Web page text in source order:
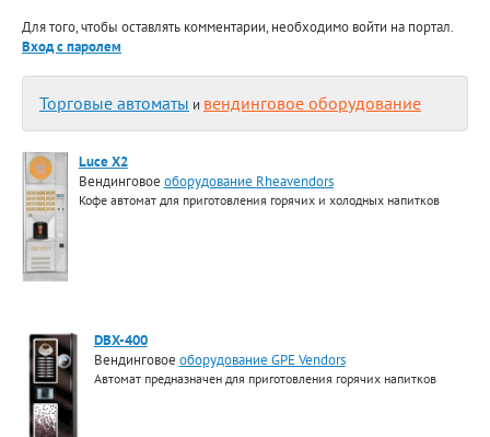
Для того, чтобы оставлять комментарии, необходимо войти на портал.
Вход с паролем
Торговые автоматы и вендинговое оборудование
Luce X2
Вендинговое оборудование Rheavendors
Кофе автомат для приготовления горячих и холодных напитков
DBX-400
Вендинговое оборудование GPE Vendors
Автомат предназначен для приготовления горячих напитков